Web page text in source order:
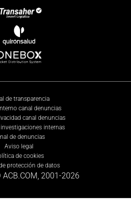
de transparencia
canal denuncias
canal denuncias
internas
de denuncias
Aviso legal
de cookies
protección de datos
2001-2026